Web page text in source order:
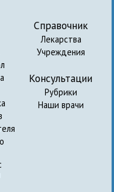
Справочник
Лекарства
Учреждения
Консультации
Рубрики
Наши врачи